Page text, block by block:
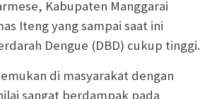
Kabupaten Manggarai
Iteng yang sampai saat ini
Dengue (DBD) cukup tinggi.
di masyarakat dengan
sangat berdampak pada